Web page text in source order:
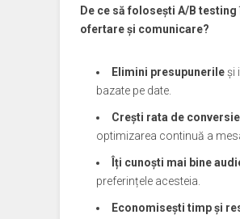
De ce să folosești A/B testing
ofertare și comunicare?
Elimini presupunerileși
bazate pe date.
Crești rata de conversie
optimizarea continuă a
Îți cunoști mai bine
preferințele acesteia.
Economisești timp și